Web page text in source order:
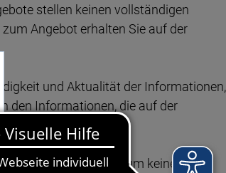
stellen keinen vollständigen
Angebot erhalten Sie auf der
und Aktualität der Informationen,
den Informationen, die auf der
und um keine